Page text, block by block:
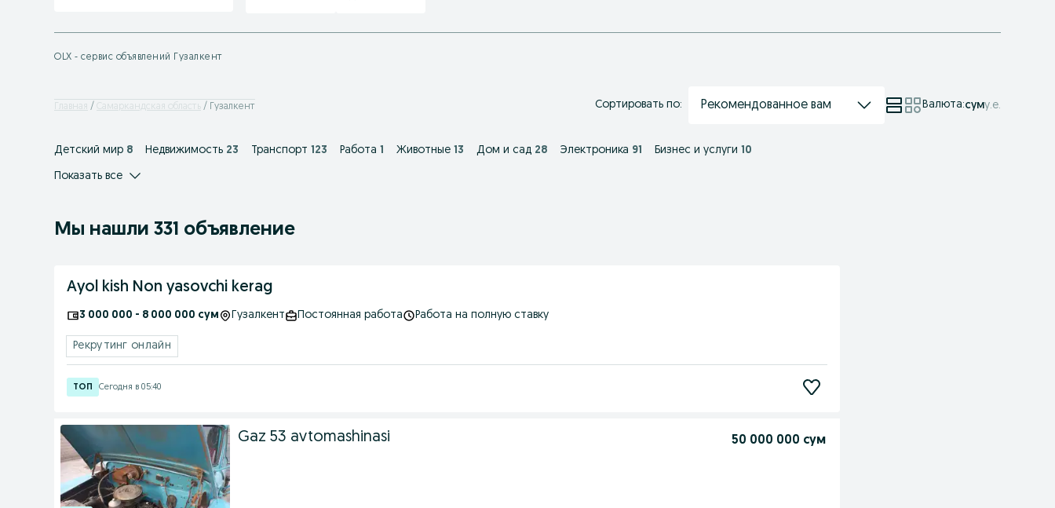
OLX - сервис объявлений Гузалкент
Главная Самаркандская область Гузалкент Сортировать по: Рекомендованное вам Валюта:суму.е.
Детский мир 8 Недвижимость 23 Транспорт 123 Работа 1 Животные 13 Дом и сад 28 Электроника 91 Бизнес и услуги 10
Показать все
Мы нашли 331 объявление
Ayol kish Non yasovchi kerag
3 000 000 - 8 000 000 сум Гузалкент Постоянная работа Работа на полную ставку
Рекрутинг онлайн
Сегодня в 05:40
Gaz 53 avtomashinasi 50 000 000 сум